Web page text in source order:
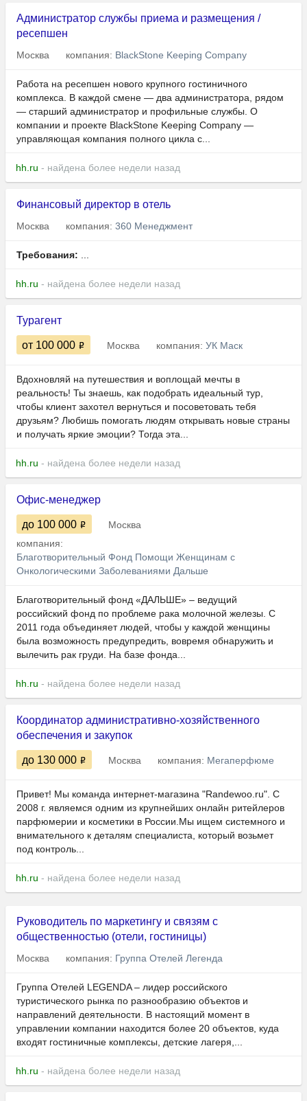
Администратор службы приема и размещения /
ресепшен
Москва компания: BlackStone Keeping Company
Работа на ресепшен нового крупного гостиничного
комплекса. В каждой смене — два администратора, рядом
— старший администратор и профильные службы. О
компании и проекте BlackStone Keeping Company —
управляющая компания полного цикла с...
hh.ru - найдена более недели назад
Финансовый директор в отель
Москва компания: 360 Менеджмент
Требования: ...
hh.ru - найдена более недели назад
Турагент
от 100 000 Москва компания: УК Маск
Вдохновляй на путешествия и воплощай мечты в
реальность! Ты знаешь, как подобрать идеальный тур,
чтобы клиент захотел вернуться и посоветовать тебя
друзьям? Любишь помогать людям открывать новые страны
и получать яркие эмоции? Тогда эта...
hh.ru - найдена более недели назад
Офис-менеджер
до 100 000
Москва
компания:
Благотворительный Фонд Помощи Женщинам с
Онкологическими Заболеваниями Дальше
Благотворительный фонд «ДАЛЬШЕ» – ведущий
российский фонд по проблеме рака молочной железы. С
2011 года объединяет людей, чтобы у каждой женщины
была возможность предупредить, вовремя обнаружить и
вылечить рак груди. На базе фонда...
hh.ru - найдена более недели назад
Координатор административно-хозяйственного
обеспечения и закупок
до 130 000 Москва компания: Мегаперфюме
Привет! Мы команда интернет-магазина "Randewoo.ru". С
2008 г. являемся одним из крупнейших онлайн ритейлеров
парфюмерии и косметики в России.Мы ищем системного и
внимательного к деталям специалиста, который возьмет
под контроль...
hh.ru - найдена более недели назад
Руководитель по маркетингу и связям с
общественностью (отели, гостиницы)
Москва компания: Группа Отелей Легенда
Группа Отелей LEGENDA – лидер российского
туристического рынка по разнообразию объектов и
направлений деятельности. В настоящий момент в
управлении компании находится более 20 объектов, куда
входят гостиничные комплексы, детские лагеря,...
hh.ru - найдена более недели назад